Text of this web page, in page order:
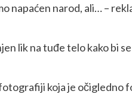
napaćen narod, ali… –
lik na tuđe telo kako bi
koja je očigledno